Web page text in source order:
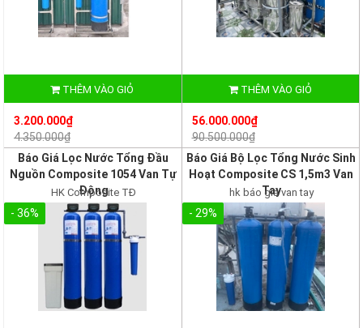
THÊM VÀO GIỎ
3.200.000₫
4.350.000₫
THÊM VÀO GIỎ
56.000.000₫
90.500.000₫
Báo Giá Lọc Nước Tổng Đầu
Nguồn Composite 1054 Van Tự
Động
HK Composite TĐ
- 36%
Báo Giá Bộ Lọc Tổng Nước Sinh
Hoạt Composite CS 1,5m3 Van
Tay
hk báo giá van tay
- 29%